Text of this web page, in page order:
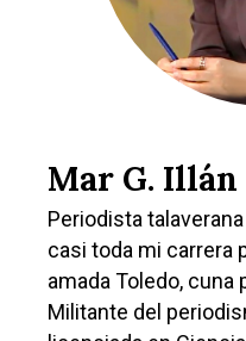
Mar G. Illán
Periodista
casi toda mi carrera
amada Toledo, cuna
Militante del